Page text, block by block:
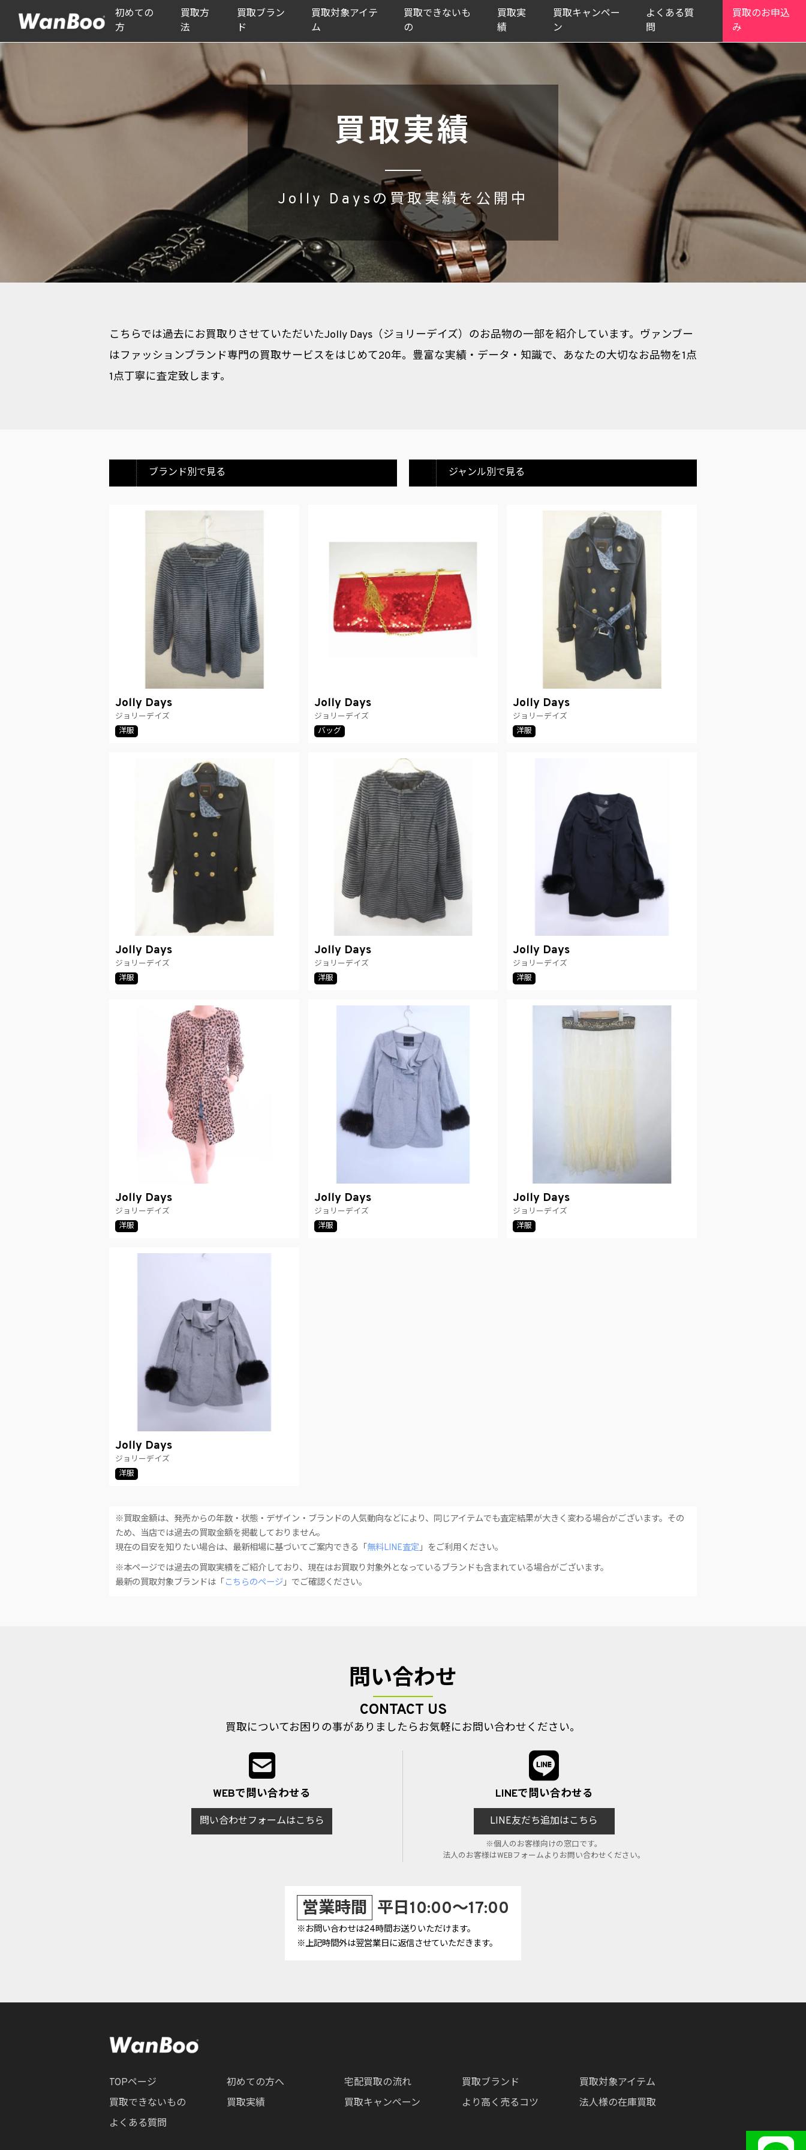
初めての
方
買取方
法
買取ブラン
ド
買取対象アイテ
ム
買取できないも
の
買取実
績
買取キャンペー
ン
よくある質
問
買取のお申込
み
買取実績
Jolly Daysの買取実績を公開中
こちらでは過去にお買取りさせていただいたJolly Days（ジョリーデイズ）のお品物の一部を紹介しています。ヴァンブー
はファッションブランド専門の買取サービスをはじめて20年。豊富な実績・データ・知識で、あなたの大切なお品物を1点
1点丁寧に査定致します。
ブランド別で見る ジャンル別で見る
Jolly Days
ジョリーデイズ
洋服
Jolly Days
ジョリーデイズ
バッグ
Jolly Days
ジョリーデイズ
洋服
Jolly Days
ジョリーデイズ
洋服
Jolly Days
ジョリーデイズ
洋服
Jolly Days
ジョリーデイズ
洋服
Jolly Days
ジョリーデイズ
洋服
Jolly Days
ジョリーデイズ
洋服
Jolly Days
ジョリーデイズ
洋服
Jolly Days
ジョリーデイズ
洋服
※買取金額は、発売からの年数・状態・デザイン・ブランドの人気動向などにより、同じアイテムでも査定結果が大きく変わる場合がございます。その
ため、当店では過去の買取金額を掲載しておりません。
現在の目安を知りたい場合は、最新相場に基づいてご案内できる「 無料LINE査定」をご利用ください。
※本ページでは過去の買取実績をご紹介しており、現在はお買取り対象外となっているブランドも含まれている場合がございます。
最新の買取対象ブランドは「 こちらのページ」でご確認ください。
問い合わせ
CONTACT US
買取についてお困りの事がありましたらお気軽にお問い合わせください。
WEBで問い合わせる
問い合わせフォームはこちら
LINEで問い合わせる
LINE友だち追加はこちら
※個人のお客様向けの窓口です。
法人のお客様はWEBフォームよりお問い合わせください。
営業時間 平日10:00～17:00
※お問い合わせは24時間お送りいただけます。
※上記時間外は翌営業日に返信させていただきます。
TOPページ 初めての方へ 宅配買取の流れ 買取ブランド
買取対象アイテム
買取できないもの
買取実績 買取キャンペーン より高く売るコツ
法人様の在庫買取
よくある質問